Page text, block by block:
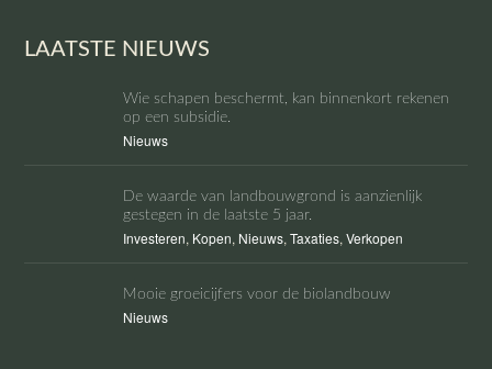
LAATSTE NIEUWS
Wie schapen beschermt, kan binnenkort rekenen
op een subsidie.
Nieuws
De waarde van landbouwgrond is aanzienlijk
gestegen in de laatste 5 jaar.
Investeren, Kopen, Nieuws,Taxaties,Verkopen
Mooie groeicijfers voor de biolandbouw
Nieuws